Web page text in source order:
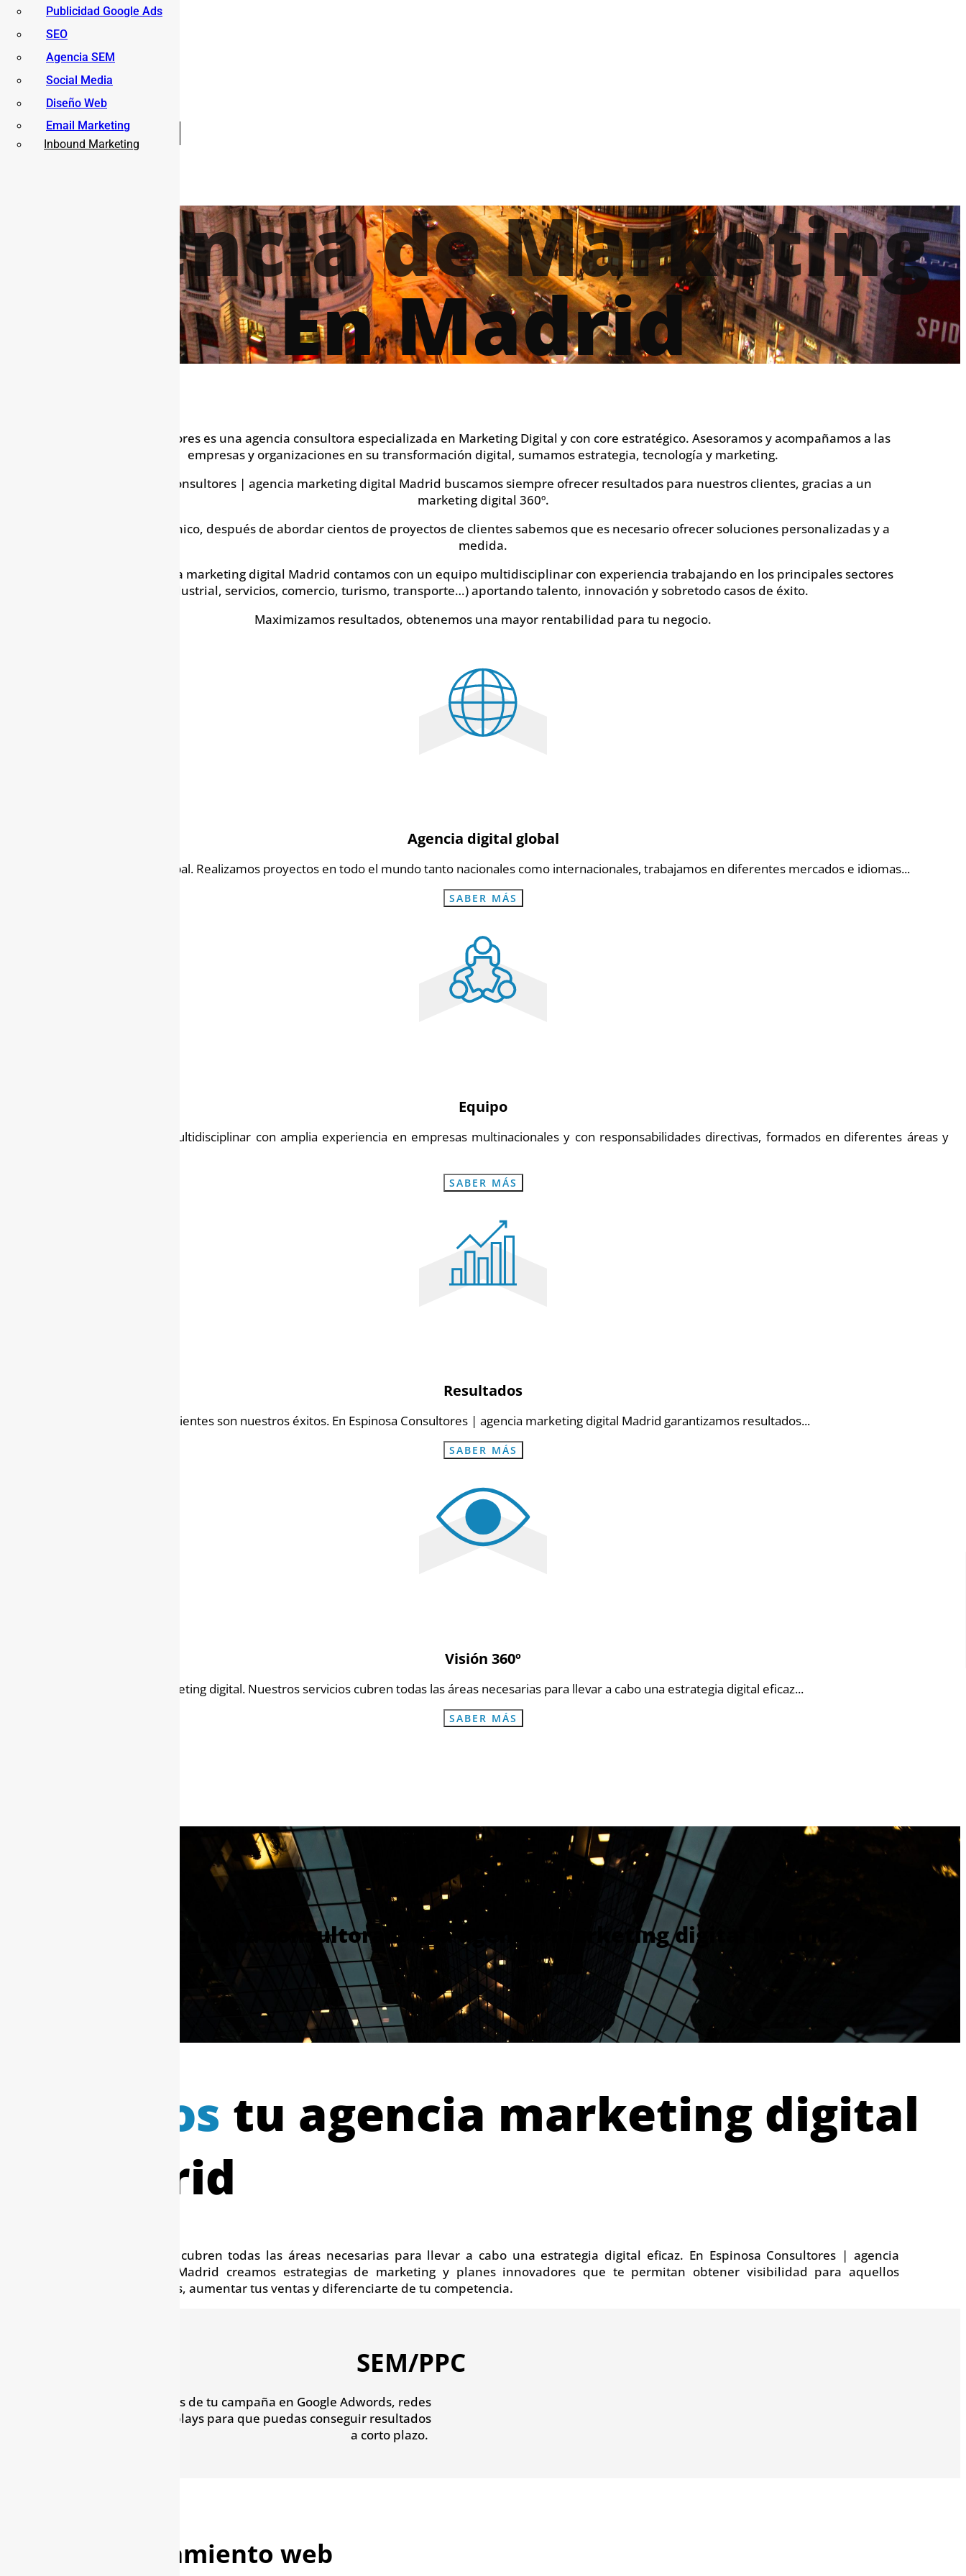
INICIO
SERVICIOS
Publicidad Google Ads
SEO
Agencia SEM
Social Media
Diseño Web
Email Marketing
Inbound Marketing
ACTUALIDAD
CONTACTO
Agencia de Marketing
En Madrid
Espinosa Consultores es una agencia consultora especializada en Marketing Digital y con core estratégico. Asesoramos y acompañamos a las
empresas y organizaciones en su transformación digital, sumamos estrategia, tecnología y marketing.
En Espinosa Consultores | agencia marketing digital Madrid buscamos siempre ofrecer resultados para nuestros clientes, gracias a un
marketing digital 360º.
Cada cliente es único, después de abordar cientos de proyectos de clientes sabemos que es necesario ofrecer soluciones personalizadas y a
medida.
En nuestra agencia marketing digital Madrid contamos con un equipo multidisciplinar con experiencia trabajando en los principales sectores
(industrial, servicios, comercio, turismo, transporte…) aportando talento, innovación y sobretodo casos de éxito.
Maximizamos resultados, obtenemos una mayor rentabilidad para tu negocio.
Agencia digital global
Operamos en un mundo global. Realizamos proyectos en todo el mundo tanto nacionales como internacionales, trabajamos en diferentes mercados e idiomas...
SABER MÁS
Equipo
Contamos con un equipo multidisciplinar con amplia experiencia en empresas multinacionales y con responsabilidades directivas, formados en diferentes áreas y
SABER MÁS
Resultados
Los resultados de nuestros clientes son nuestros éxitos. En Espinosa Consultores | agencia marketing digital Madrid garantizamos resultados...
SABER MÁS
Visión 360º
Somos especialistas en marketing digital. Nuestros servicios cubren todas las áreas necesarias para llevar a cabo una estrategia digital eficaz...
SABER MÁS
¿Buscas una consultora o una agencia marketing digital Madrid?
Somos tu agencia marketing digital
Madrid
Nuestros servicios cubren todas las áreas necesarias para llevar a cabo una estrategia digital eficaz. En Espinosa Consultores | agencia
marketing digital Madrid creamos estrategias de marketing y planes innovadores que te permitan obtener visibilidad para aquellos
potenciales clientes, aumentar tus ventas y diferenciarte de tu competencia.
SEM/PPC
Nos ocupamos de tu campaña en Google Adwords, redes
sociales o red de displays para que puedas conseguir resultados
a corto plazo.
Posicionamiento web